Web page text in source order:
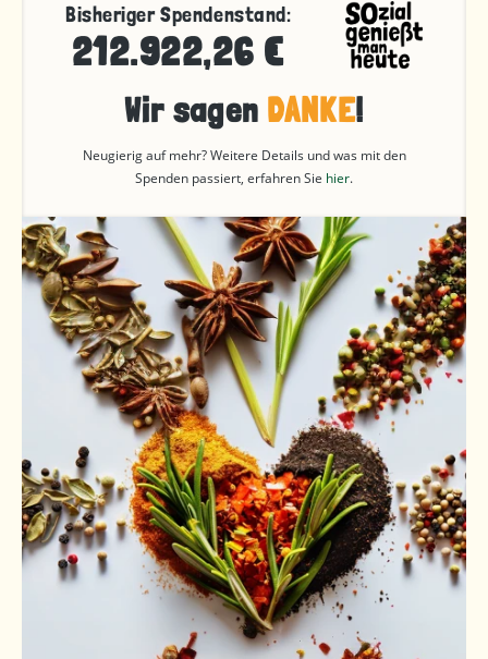
Bisheriger Spendenstand:
212.922,26 €
Wir sagen DANKE!
Neugierig auf mehr? Weitere Details und was mit den
Spenden passiert, erfahren Sie hier.